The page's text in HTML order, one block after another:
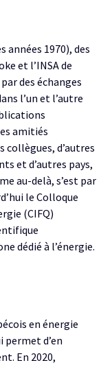
1970), des
et l’INSA de
des échanges
l’un et l’autre
amitiés
collègues, d’autres
et d’autres pays,
au-delà, s’est par
le Colloque
(CIFQ)
dédié à l’énergie.
en énergie
permet d’en
En 2020,